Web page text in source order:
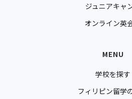
ジュニアキャ
オンライン英
MENU
学校を探す
フィリピン留学